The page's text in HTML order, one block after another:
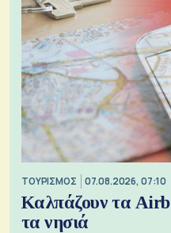
ΤΟΥΡΙΣΜΟΣ 07.08.2026, 07:10
Καλπάζουν τα
τα νησιά